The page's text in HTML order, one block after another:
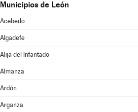
Municipios de León
Acebedo
Algadefe
Alija del Infantado
Almanza
Ardón
Arganza